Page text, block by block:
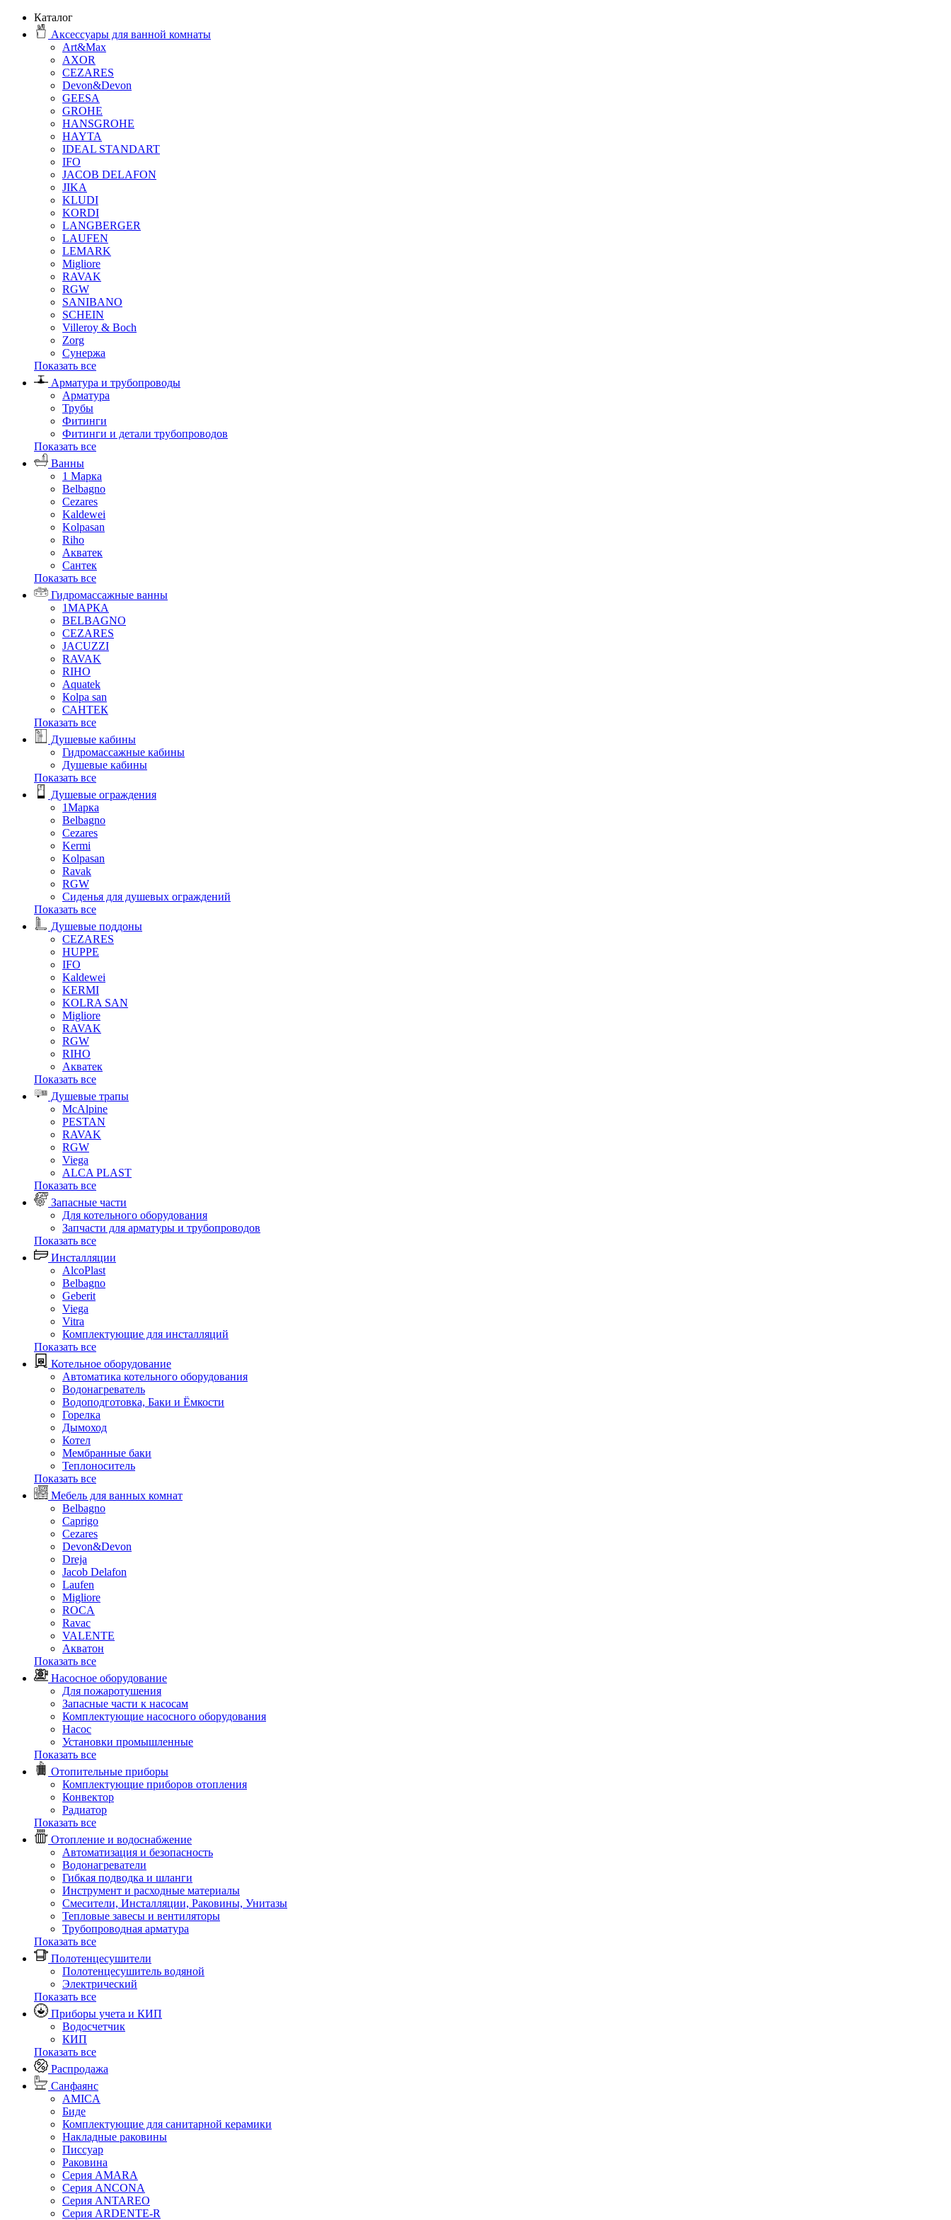
Каталог
Аксессуары для ванной комнаты
Art&Max
AXOR
CEZARES
Devon&Devon
GEESA
GROHE
HANSGROHE
HAYTA
IDEAL STANDART
IFO
JACOB DELAFON
JIKA
KLUDI
KORDI
LANGBERGER
LAUFEN
LEMARK
Migliore
RAVAK
RGW
SANIBANO
SCHEIN
Villeroy & Boch
Zorg
Сунержа
Показать все
Арматура и трубопроводы
Арматура
Трубы
Фитинги
Фитинги и детали трубопроводов
Показать все
Ванны
1 Марка
Belbagno
Cezares
Kaldewei
Kolpasan
Riho
Акватек
Сантек
Показать все
Гидромассажные ванны
1МАРКА
BELBAGNO
CEZARES
JACUZZI
RAVAK
RIHO
Аquatek
Кolpa san
САНТЕК
Показать все
Душевые кабины
Гидромассажные кабины
Душевые кабины
Показать все
Душевые ограждения
1Марка
Belbagno
Cezares
Kermi
Kolpasan
Ravak
RGW
Сиденья для душевых ограждений
Показать все
Душевые поддоны
CEZARES
HUPPE
IFO
Kaldewei
KERMI
KOLRA SAN
Migliore
RAVAK
RGW
RIHO
Акватек
Показать все
Душевые трапы
McAlpine
PESTAN
RAVAK
RGW
Viega
АLCA PLAST
Показать все
Запасные части
Для котельного оборудования
Запчасти для арматуры и трубопроводов
Показать все
Инсталляции
AlcoPlast
Belbagno
Geberit
Viega
Vitra
Комплектующие для инсталляций
Показать все
Котельное оборудование
Автоматика котельного оборудования
Водонагреватель
Водоподготовка, Баки и Ёмкости
Горелка
Дымоход
Котел
Мембранные баки
Теплоноситель
Показать все
Мебель для ванных комнат
Belbagno
Caprigo
Cezares
Devon&Devon
Dreja
Jacob Delafon
Laufen
Migliore
ROCA
Rаvac
VALENTE
Акватон
Показать все
Насосное оборудование
Для пожаротушения
Запасные части к насосам
Комплектующие насосного оборудования
Насос
Установки промышленные
Показать все
Отопительные приборы
Комплектующие приборов отопления
Конвектор
Радиатор
Показать все
Отопление и водоснабжение
Автоматизация и безопасность
Водонагреватели
Гибкая подводка и шланги
Инструмент и расходные материалы
Смесители, Инсталляции, Раковины, Унитазы
Тепловые завесы и вентиляторы
Трубопроводная арматура
Показать все
Полотенцесушители
Полотенцесушитель водяной
Электрический
Показать все
Приборы учета и КИП
Водосчетчик
КИП
Показать все
Распродажа
Санфаянс
AMICA
Биде
Комплектующие для санитарной керамики
Накладные раковины
Писсуар
Раковина
Серия AMARA
Серия ANCONA
Серия ANTAREO
Серия ARDENTE-R